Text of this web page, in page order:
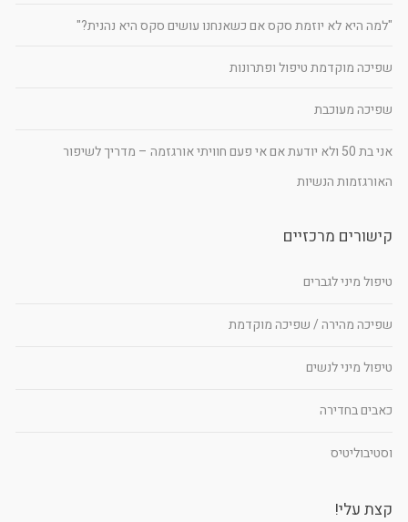
"למה היא לא יוזמת סקס אם כשאנחנו עושים סקס היא נהנית?"
שפיכה מוקדמת טיפול ופתרונות
שפיכה מעוכבת
אני בת 50 ולא יודעת אם אי פעם חוויתי אורגזמה – מדריך לשיפור
האורגזמות הנשיות
קישורים מרכזיים
טיפול מיני לגברים
שפיכה מהירה / שפיכה מוקדמת
טיפול מיני לנשים
כאבים בחדירה
וסטיבוליטיס
קצת עלי!